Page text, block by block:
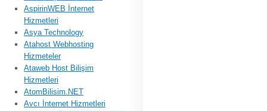
AspirinWEB İnternet
Hizmetleri
Asya Technology
Atahost Webhosting
Hizmeteler
Ataweb Host Bilişim
Hizmetleri
AtomBilisim.NET
Avcı İnternet Hizmetleri